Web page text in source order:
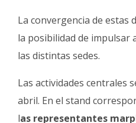
La convergencia de estas
la posibilidad de impulsar
las distintas sedes.
Las actividades centrales
abril. En el stand
las representantes